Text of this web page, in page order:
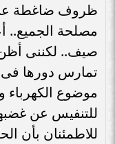
ظروف ضاغطة
مصلحة الجميع..
صيف.. لكننى أظن
تمارس دورها فى
موضوع الكهرباء
للتنفيس عن
للاطمئنان بأن